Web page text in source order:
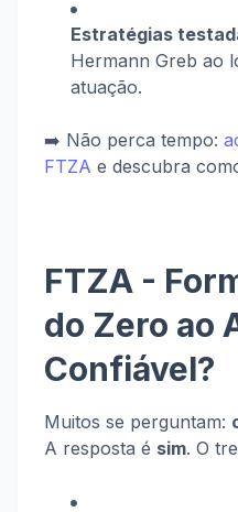
Estratégias
Hermann Greb ao
atuação.
➡️ Não perca tempo:
FTZA e descubra
FTZA -
do Zero ao
Confiável?
Muitos se perguntam:
A resposta é sim. O